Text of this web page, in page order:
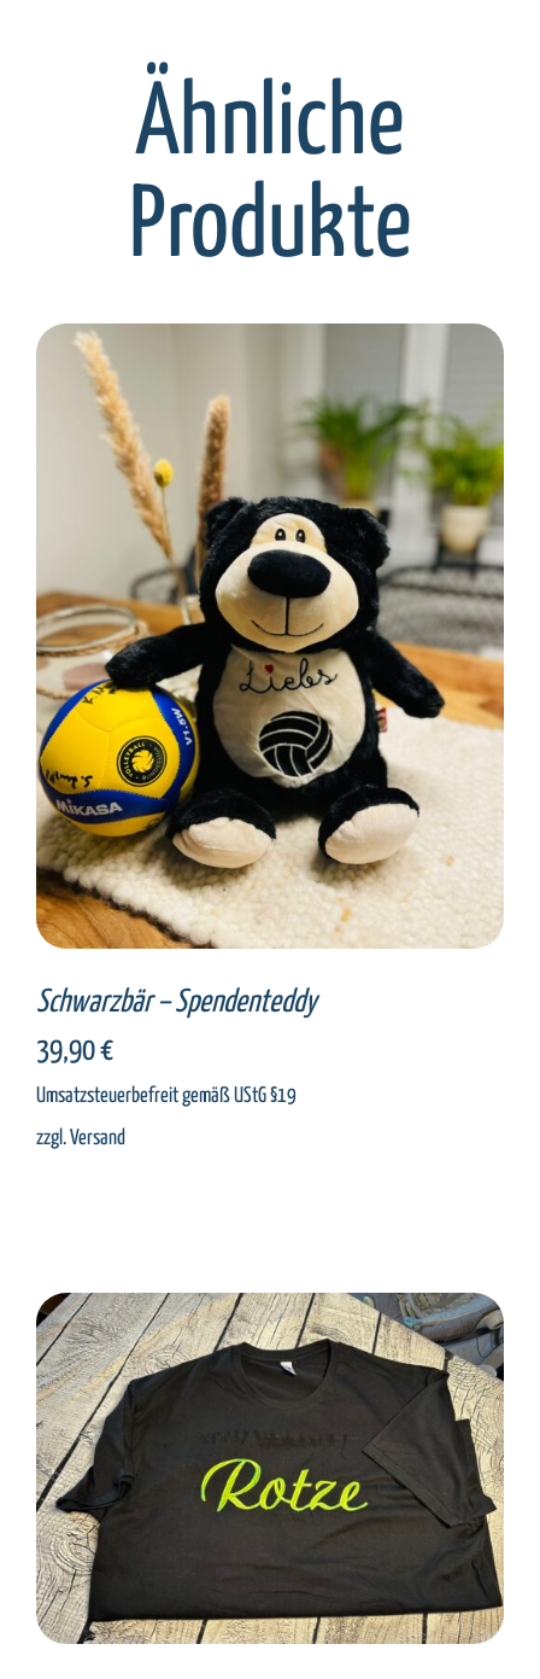
Ähnliche
Produkte
SELECT OPTIONS / DETAILS
Schwarzbär – Spendenteddy
39,90€
Umsatzsteuerbefreit gemäß UStG §19
zzgl.Versand
SELECT OPTIONS / DETAILS